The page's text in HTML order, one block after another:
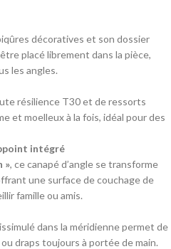
décoratives et son dossier
placé librement dans la pièce,
les angles.
résilience T30 et de ressorts
et moelleux à la fois, idéal pour des
intégré
», ce canapé d’angle se transforme
une surface de couchage de
famille ou amis.
dans la méridienne permet de
draps toujours à portée de main.